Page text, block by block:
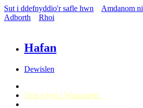
Sut i ddefnyddio'r safle hwn Amdanom ni
Adborth
Rhoi
Hafan
Dewislen
Dod o hyd i Wasanaeth